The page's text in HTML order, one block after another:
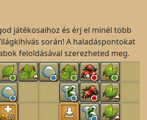
játékosaihoz és érj el minél több
során! A haladáspontokat
feloldásával szerezheted meg.